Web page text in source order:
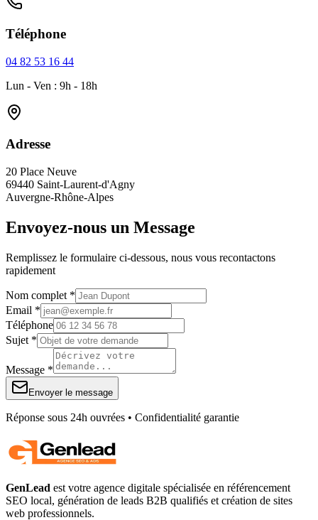
Téléphone
04 82 53 16 44
Lun - Ven : 9h - 18h
Adresse
20 Place Neuve
69440 Saint-Laurent-d'Agny
Auvergne-Rhône-Alpes
Envoyez-nous un Message
Remplissez le formulaire ci-dessous, nous vous recontactons
rapidement
Nom complet *
Email *
Téléphone
Sujet *
Message *
Envoyer le message
Réponse sous 24h ouvrées • Confidentialité garantie
GenLead est votre agence digitale spécialisée en référencement
SEO local, génération de leads B2B qualifiés et création de sites
web professionnels.